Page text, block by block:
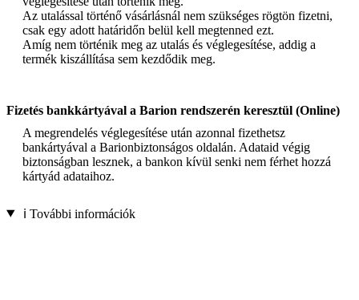
Az utalással történő vásárlásnál nem szükséges rögtön fizetni,
csak egy adott határidőn belül kell megtenned ezt.
Amíg nem történik meg az utalás és véglegesítése, addig a
termék kiszállítása sem kezdődik meg.
Fizetés bankkártyával a Barion rendszerén keresztül (Online)
A megrendelés véglegesítése után azonnal fizethetsz
bankártyával a Barionbiztonságos oldalán. Adataid végig
biztonságban lesznek, a bankon kívül senki nem férhet hozzá
kártyád adataihoz.
ℹ️ További információk